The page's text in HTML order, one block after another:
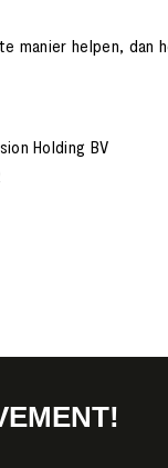
manier helpen,
Holding BV